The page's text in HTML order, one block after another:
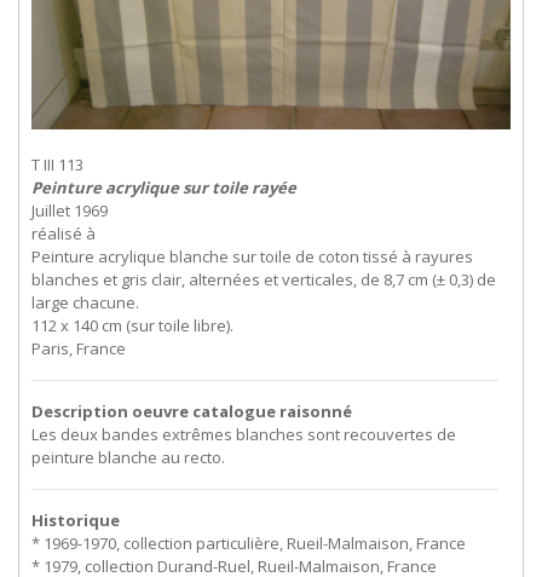
T III 113
Peinture acrylique sur toile rayée
Juillet 1969
réalisé à
Peinture acrylique blanche sur toile de coton tissé à rayures
blanches et gris clair, alternées et verticales, de 8,7 cm (± 0,3) de
large chacune.
112 x 140 cm (sur toile libre).
Paris, France
Description oeuvre catalogue raisonné
Les deux bandes extrêmes blanches sont recouvertes de
peinture blanche au recto.
Historique
* 1969-1970, collection particulière, Rueil-Malmaison, France
* 1979, collection Durand-Ruel, Rueil-Malmaison, France